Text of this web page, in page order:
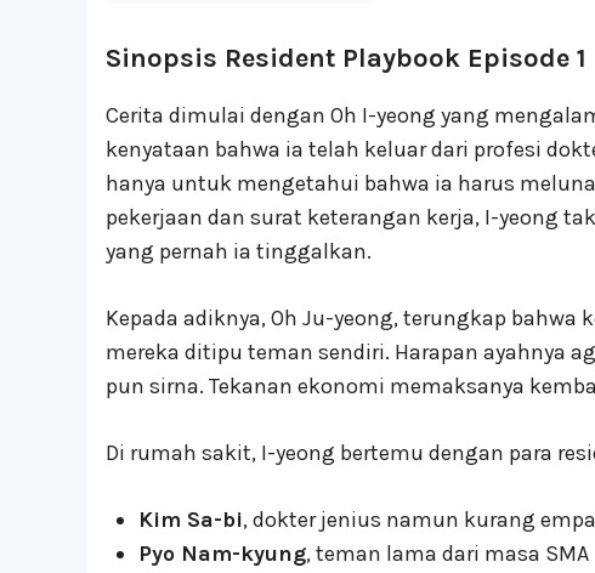
Sinopsis Resident Playbook Episode 1
Cerita dimulai dengan Oh I-yeong yang
kenyataan bahwa ia telah keluar dari profesi
hanya untuk mengetahui bahwa ia harus
pekerjaan dan surat keterangan kerja, I-yeong
yang pernah ia tinggalkan.
Kepada adiknya, Oh Ju-yeong, terungkap
mereka ditipu teman sendiri. Harapan ayahnya
pun sirna. Tekanan ekonomi memaksanya
Di rumah sakit, I-yeong bertemu dengan para
Kim Sa-bi, dokter jenius namun kurang
Pyo Nam-kyung, teman lama dari masa SMA